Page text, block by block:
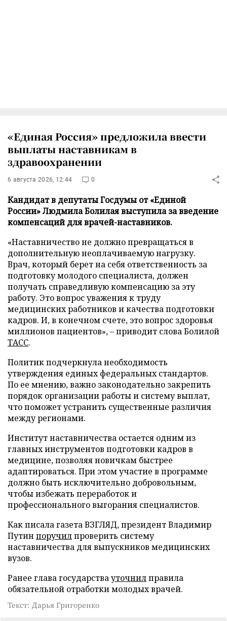
«Единая Россия» предложила ввести
выплаты наставникам в
здравоохранении
6 августа 2026, 12:44 0
Кандидат в депутаты Госдумы от «Единой
России» Людмила Болилая выступила за введение
компенсаций для врачей-наставников.
«Наставничество не должно превращаться в
дополнительную неоплачиваемую нагрузку.
Врач, который берет на себя ответственность за
подготовку молодого специалиста, должен
получать справедливую компенсацию за эту
работу. Это вопрос уважения к труду
медицинских работников и качества подготовки
кадров. И, в конечном счете, это вопрос здоровья
миллионов пациентов», – приводит слова Болилой
ТАСС.
Политик подчеркнула необходимость
утверждения единых федеральных стандартов.
По ее мнению, важно законодательно закрепить
порядок организации работы и систему выплат,
что поможет устранить существенные различия
между регионами.
Институт наставничества остается одним из
главных инструментов подготовки кадров в
медицине, позволяя новичкам быстрее
адаптироваться. При этом участие в программе
должно быть исключительно добровольным,
чтобы избежать переработок и
профессионального выгорания специалистов.
Как писала газета ВЗГЛЯД, президент Владимир
Путин поручилпроверить систему
наставничества для выпускников медицинских
вузов.
Ранее глава государствауточнилправила
обязательной отработки молодых врачей.
Текст: Дарья Григоренко